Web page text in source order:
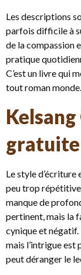
Les descriptions
parfois difficile à
de la compassion
pratique
C’est un livre qui
tout roman monde.
Le style d’écriture
peu trop
manque de
pertinent, mais la
cynique et
mais l’intrigue est
peut déranger le